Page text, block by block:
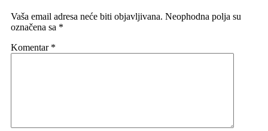
Vaša email adresa neće biti objavljivana. Neophodna polja su
označena sa *
Komentar *